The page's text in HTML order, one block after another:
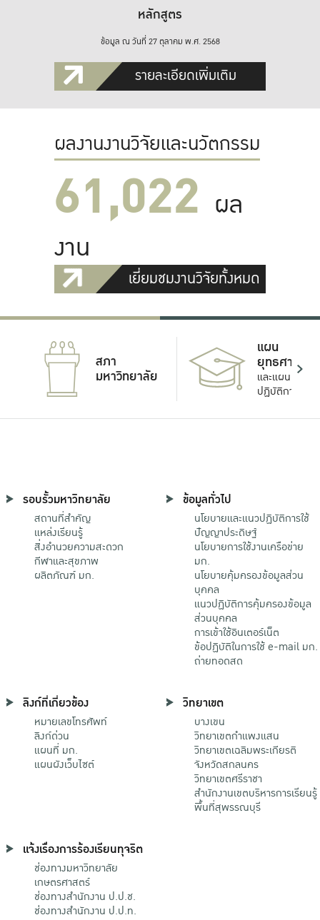
หลักสูตร
ข้อมูล ณ วันที่ 27 ตุลาคม พ.ศ. 2568
รายละเอียดเพิ่มเติม
ผลงานงานวิจัยและนวัตกรรม
61,022 ผล
งาน
เยี่ยมชมงานวิจัยทั้งหมด
สภา
มหาวิทยาลัย
แผน
ยุทธศาสตร์
และแผน
ปฏิบัติการ
รอบรั้วมหาวิทยาลัย
สถานที่สำคัญ
แหล่งเรียนรู้
สิ่งอำนวยความสะดวก
กีฬาและสุขภาพ
ผลิตภัณฑ์ มก.
ข้อมูลทั่วไป
นโยบายและแนวปฏิบัติการใช้
ปัญญาประดิษฐ์
นโยบายการใช้งานเครือข่าย
มก.
นโยบายคุ้มครองข้อมูลส่วน
บุคคล
แนวปฏิบัติการคุ้มครองข้อมูล
ส่วนบุคคล
การเข้าใช้อินเตอร์เน็ต
ข้อปฏิบัติในการใช้ e-mail มก.
ถ่ายทอดสด
ลิงก์ที่เกี่ยวข้อง
หมายเลขโทรศัพท์
ลิงก์ด่วน
แผนที่ มก.
แผนผังเว็บไซต์
วิทยาเขต
บางเขน
วิทยาเขตกําแพงแสน
วิทยาเขตเฉลิมพระเกียรติ
จังหวัดสกลนคร
วิทยาเขตศรีราชา
สำนักงานเขตบริหารการเรียนรู้
พื้นที่สุพรรณบุรี
แจ้งเรื่องการร้องเรียนทุจริต
ช่องทางมหาวิทยาลัย
เกษตรศาสตร์
ช่องทางสำนักงาน ป.ป.ช.
ช่องทางสำนักงาน ป.ป.ท.